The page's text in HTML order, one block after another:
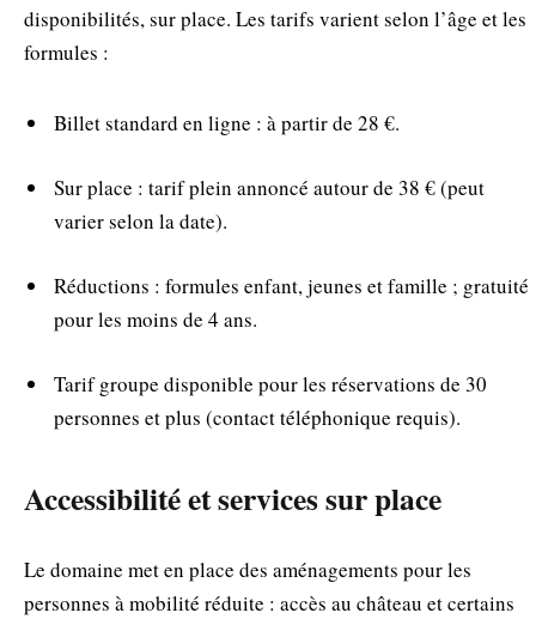
disponibilités, sur place. Les tarifs varient selon l’âge et les
formules :
Billet standard en ligne : à partir de 28 €.
Sur place : tarif plein annoncé autour de 38 € (peut
varier selon la date).
Réductions : formules enfant, jeunes et famille ; gratuité
pour les moins de 4 ans.
Tarif groupe disponible pour les réservations de 30
personnes et plus (contact téléphonique requis).
Accessibilité et services sur place
Le domaine met en place des aménagements pour les
personnes à mobilité réduite : accès au château et certains